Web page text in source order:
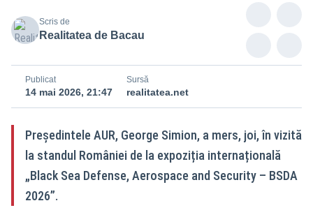
Scris de
Realitatea de Bacau
Publicat
14 mai 2026, 21:47
Sursă
realitatea.net
Președintele AUR, George Simion, a mers, joi, în vizită
la standul României de la expoziția internațională
„Black Sea Defense, Aerospace and Security – BSDA
2026”.